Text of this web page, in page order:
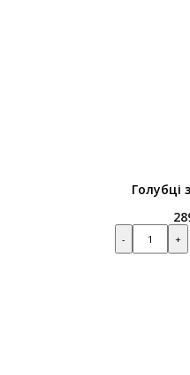
Голубці
Quantity